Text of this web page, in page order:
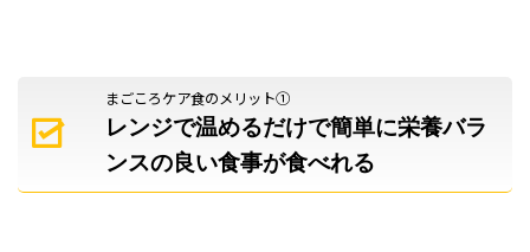
まごころケア食のメリット①
レンジで温めるだけで簡単に栄養バラ
ンスの良い食事が食べれる